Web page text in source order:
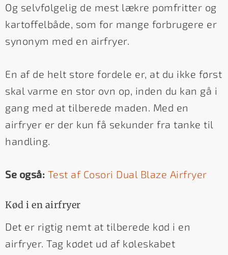
Og selvfølgelig de mest lækre pomfritter og
kartoffelbåde, som for mange forbrugere er
synonym med en airfryer.
En af de helt store fordele er, at du ikke først
skal varme en stor ovn op, inden du kan gå i
gang med at tilberede maden. Med en
airfryer er der kun få sekunder fra tanke til
handling.
Se også: Test af Cosori Dual Blaze Airfryer
Kød i en airfryer
Det er rigtig nemt at tilberede kød i en
airfryer. Tag kødet ud af køleskabet